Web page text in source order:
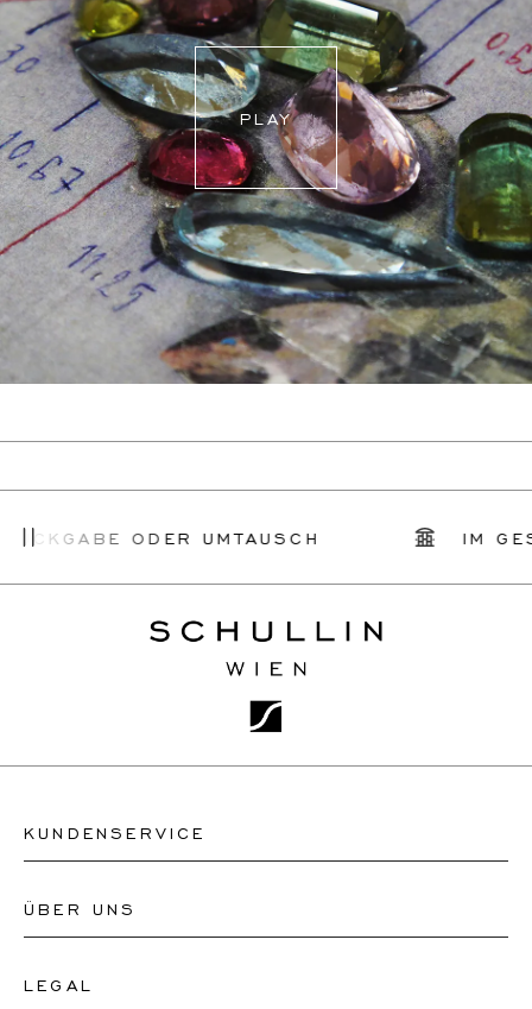
Für weitere Informationen besuchen Sie bitte unsere
FAQ's.
PLAY
ODER UMTAUSCH IM
KUNDENSERVICE
Kontakt Uhrengeschäft
ÜBER UNS
Über uns
LEGAL